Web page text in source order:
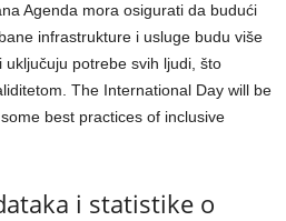
Agenda mora osigurati da budući
infrastrukture i usluge budu više
potrebe svih ljudi, što
The International Day will be
best practices of inclusive
i statistike o